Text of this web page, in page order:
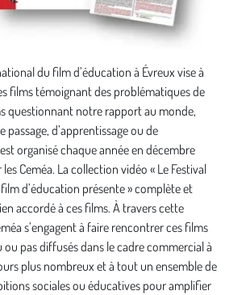
du film d’éducation à Évreux vise à
films témoignant des problématiques de
questionnant notre rapport au monde,
passage, d’apprentissage ou de
organisé chaque année en décembre
Ceméa. La collection vidéo « Le Festival
d’éducation présente » complète et
accordé à ces films. À travers cette
s’engagent à faire rencontrer ces films
ou pas diffusés dans le cadre commercial à
plus nombreux et à tout un ensemble de
sociales ou éducatives pour amplifier